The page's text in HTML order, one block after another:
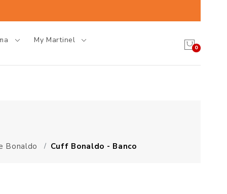
My Martinel
0
Bonaldo Cuff Bonaldo - Banco